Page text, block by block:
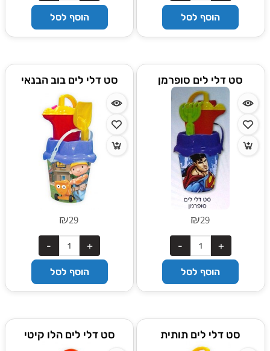
הוסף לסל הוסף לסל
סט דלי לים סופרמן
₪29
הוסף לסל
סט דלי לים בוב הבנאי
₪29
הוסף לסל
סט דלי לים תותית סט דלי לים הלו קיטי